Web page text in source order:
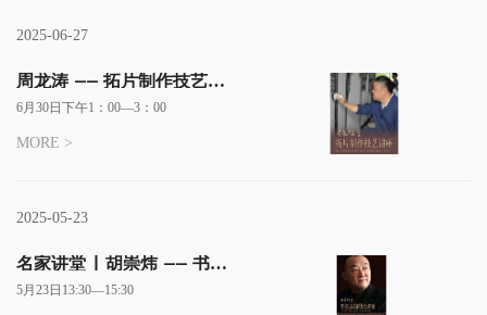
2025-06-27
周龙涛 —— 拓片制作技艺讲
座
6月30日下午1：00—3：00
MORE >
2025-05-23
名家讲堂 | 胡崇炜 —— 书法
基础理论讲座
5月23日13:30—15:30